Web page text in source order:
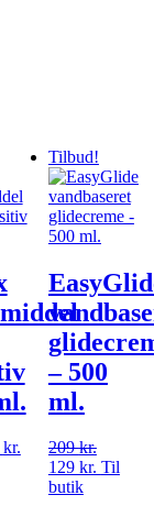
kr. Den
aktuelle
Tilbud!
– 500
ml.
209kr.Den
129 kr. Den
Til
butik